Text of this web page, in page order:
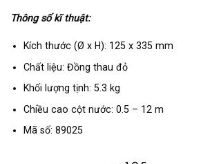
Thông số kĩ thuật:
Kích thước (Ø x H): 125 x 335 mm
Chất liệu: Đồng thau đỏ
Khối lượng tịnh: 5.3 kg
Chiều cao cột nước: 0.5 – 12 m
Mã số: 89025